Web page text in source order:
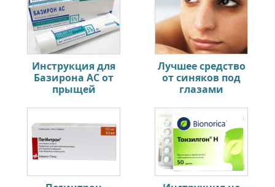
Инструкция для
Базирона АС от
прыщей
Лучшее средство
от синяков под
глазами